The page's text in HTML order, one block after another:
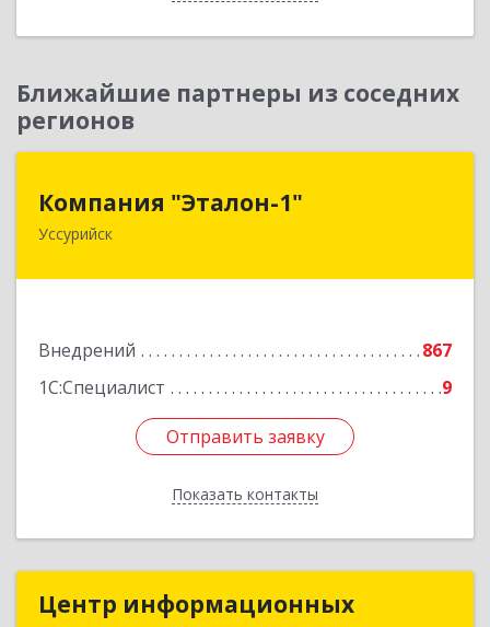
Ближайшие партнеры из соседних
регионов
Компания "Эталон-1"
Уссурийск
Внедрений
867
1С:Специалист
9
Отправить заявку
Показать контакты
Отправить заявку
Назад
Центр информационных
Центр информационных